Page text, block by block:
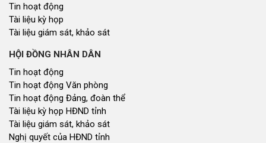
Tin hoạt động
Tài liệu kỳ họp
Tài liệu giám sát, khảo sát
HỘI ĐỒNG NHÂN DÂN
Tin hoạt động
Tin hoạt động Văn phòng
Tin hoạt động Đảng, đoàn thể
Tài liệu kỳ họp HĐND tỉnh
Tài liệu giám sát, khảo sát
Nghị quyết của HĐND tỉnh